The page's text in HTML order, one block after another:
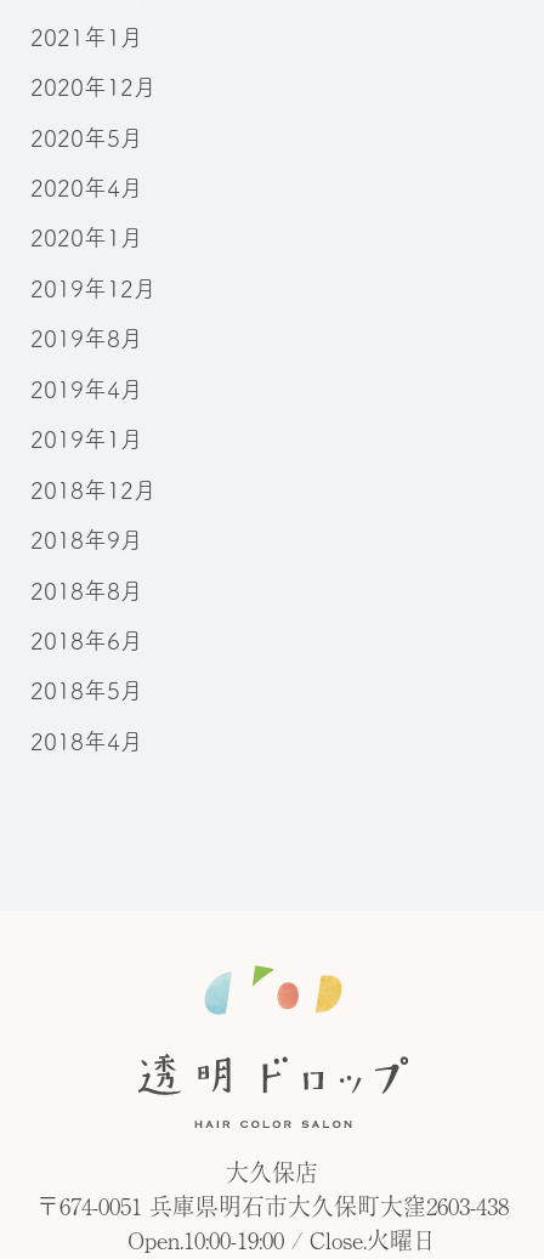
2021年1月
2020年12月
2020年5月
2020年4月
2020年1月
2019年12月
2019年8月
2019年4月
2019年1月
2018年12月
2018年9月
2018年8月
2018年6月
2018年5月
2018年4月
大久保店
〒674-0051 兵庫県明石市大久保町大窪2603-438
Open.10:00-19:00 / Close.火曜日